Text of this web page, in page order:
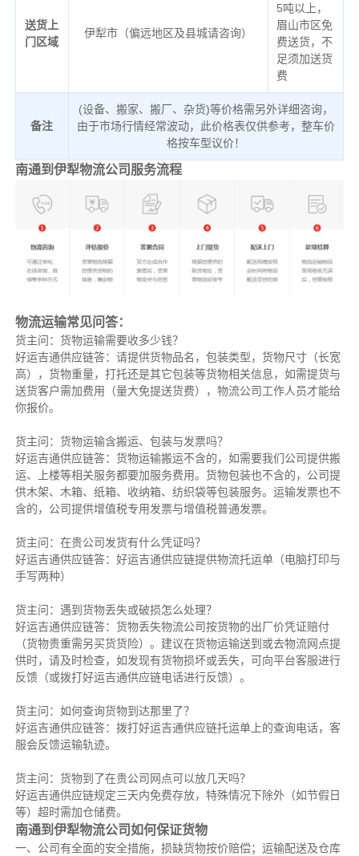
送货上
门区域
伊犁市（偏远地区及县城请咨询）
5吨以上，
眉山市区免
费送货，不
足须加送货
费
备注
(设备、搬家、搬厂、杂货)等价格需另外详细咨询，
由于市场行情经常波动，此价格表仅供参考，整车价
格按车型议价！
南通到伊犁物流公司服务流程
物流运输常见问答：
货主问：货物运输需要收多少钱？
好运吉通供应链答：请提供货物品名，包装类型，货物尺寸（长宽
高），货物重量，打托还是其它包装等货物相关信息，如需提货与
送货客户需加费用（量大免提送货费），物流公司工作人员才能给
你报价。
货主问：货物运输含搬运、包装与发票吗？
好运吉通供应链答：货物运输搬运不含的，如需要我们公司提供搬
运、上楼等相关服务都要加服务费用。货物包装也不含的，公司提
供木架、木箱、纸箱、收纳箱、纺织袋等包装服务。运输发票也不
含的，公司提供增值税专用发票与增值税普通发票。
货主问：在贵公司发货有什么凭证吗？
好运吉通供应链答：好运吉通供应链提供物流托运单（电脑打印与
手写两种）
货主问：遇到货物丢失或破损怎么处理？
好运吉通供应链答：货物丢失物流公司按货物的出厂价凭证赔付
（货物贵重需另买货货险）。建议在货物运输送到或去物流网点提
供时，请及时检查，如发现有货物损坏或丢失，可向平台客服进行
反馈（或拨打好运吉通供应链电话进行反馈）。
货主问：如何查询货物到达那里了？
好运吉通供应链答：拨打好运吉通供应链托运单上的查询电话，客
服会反馈运输轨迹。
货主问：货物到了在贵公司网点可以放几天吗？
好运吉通供应链规定三天内免费存放，特殊情况下除外（如节假日
等）超时需加仓储费。
南通到伊犁物流公司如何保证货物
一、公司有全面的安全措施，损缺货物按价赔偿；运输配送及仓库